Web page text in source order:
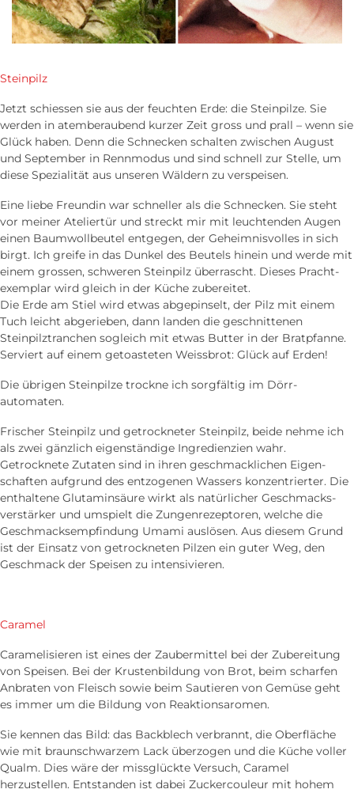
Steinpilz
Jetzt schiessen sie aus der feuchten Erde: die Steinpilze. Sie
werden in atem­beraubend kurzer Zeit gross und prall – wenn sie
Glück haben. Denn die Schnecken schalten zwischen August
und September in Renn­modus und sind schnell zur Stelle, um
diese Spezialität aus unseren Wäldern zu verspeisen.
Eine liebe Freundin war schneller als die Schnecken. Sie steht
vor meiner Atelier­tür und streckt mir mit leuchtenden Augen
einen Baumwoll­beutel ent­gegen, der Geheimnis­volles in sich
birgt. Ich greife in das Dunkel des Beutels hinein und werde mit
einem grossen, schweren Stein­pilz überrascht. Dieses Pracht­
exemplar wird gleich in der Küche zubereitet.
Die Erde am Stiel wird etwas abgepinselt, der Pilz mit einem
Tuch leicht abgerieben, dann landen die geschnittenen
Steinpilz­tranchen sogleich mit etwas Butter in der Brat­pfanne.
Serviert auf einem getoasteten Weissbrot: Glück auf Erden!
Die übrigen Stein­pilze trockne ich sorgfältig im Dörr­
automaten.
Frischer Stein­pilz und getrockneter Stein­pilz, beide nehme ich
als zwei gänzlich eigen­ständige Ingredienzien wahr.
Getrocknete Zutaten sind in ihren geschmacklichen Eigen­
schaften auf­grund des ent­zogenen Wassers konzentrierter. Die
en­thaltene Glutamin­säure wirkt als natürlicher Geschmacks­
verstärker und um­spielt die Zungen­rezeptoren, welche die
Geschmacks­empfindung Umami auslösen. Aus diesem Grund
ist der Einsatz von getrockneten Pilzen ein guter Weg, den
Geschmack der Speisen zu intensivieren.
Caramel
Caramelisieren ist eines der Zauber­mittel bei der Zu­bereitung
von Speisen. Bei der Krusten­bildung von Brot, beim scharfen
An­braten von Fleisch sowie beim Sautieren von Gemüse geht
es immer um die Bildung von Reaktions­aromen.
Sie kennen das Bild: das Back­blech verbrannt, die Ober­fläche
wie mit braun­schwarzem Lack überzogen und die Küche voller
Qualm. Dies wäre der miss­glückte Versuch, Caramel
herzustellen. Ent­standen ist dabei Zucker­couleur mit hohem